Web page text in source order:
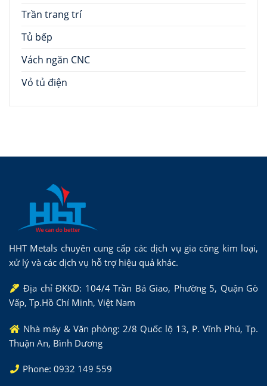
Trần trang trí
Tủ bếp
Vách ngăn CNC
Vỏ tủ điện
HHT Metals chuyên cung cấp các dịch vụ gia công kim loại,
xử lý và các dịch vụ hỗ trợ hiệu quả khác.
Địa chỉ ĐKKD: 104/4 Trần Bá Giao, Phường 5, Quận Gò
Vấp, Tp.Hồ Chí Minh, Việt Nam
Nhà máy & Văn phòng: 2/8 Quốc lộ 13, P. Vĩnh Phú, Tp.
Thuận An, Bình Dương
Phone: 0932 149 559